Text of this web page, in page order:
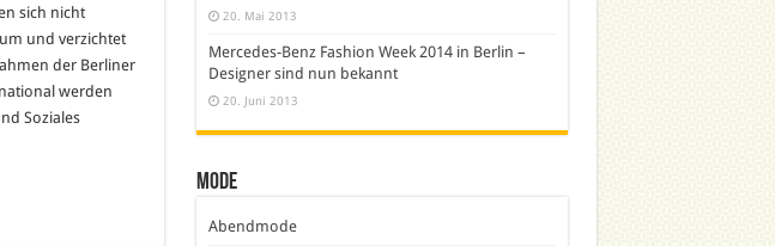
sich nicht
und verzichtet
der Berliner
werden
Soziales
20. Mai 2013
Mercedes-Benz Fashion Week 2014 in Berlin –
Designer sind nun bekannt
20. Juni 2013
Mode
Abendmode